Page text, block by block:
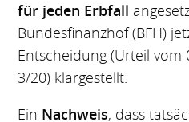
für jeden Erbfall
Bundesfinanzhof (BFH)
Entscheidung (Urteil vom
3/20) klargestellt.
Ein Nachweis, dass